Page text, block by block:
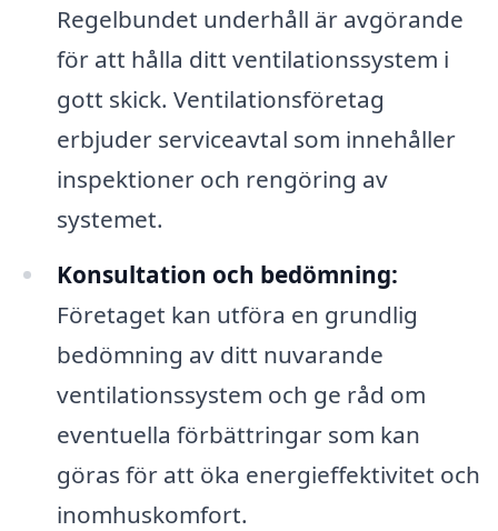
Regelbundet underhåll är avgörande
för att hålla ditt ventilationssystem i
gott skick. Ventilationsföretag
erbjuder serviceavtal som innehåller
inspektioner och rengöring av
systemet.
Konsultation och bedömning:
Företaget kan utföra en grundlig
bedömning av ditt nuvarande
ventilationssystem och ge råd om
eventuella förbättringar som kan
göras för att öka energieffektivitet och
inomhuskomfort.